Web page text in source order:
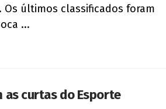
Os últimos classificados foram
...
as curtas do Esporte